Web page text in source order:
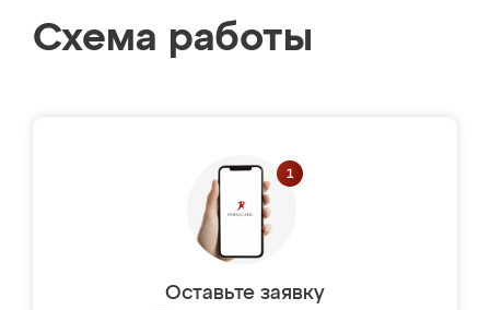
Схема работы
Оставьте заявку